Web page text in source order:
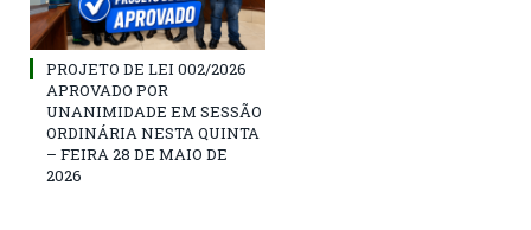
PROJETO DE LEI 002/2026
APROVADO POR
UNANIMIDADE EM SESSÃO
ORDINÁRIA NESTA QUINTA
– FEIRA 28 DE MAIO DE
2026